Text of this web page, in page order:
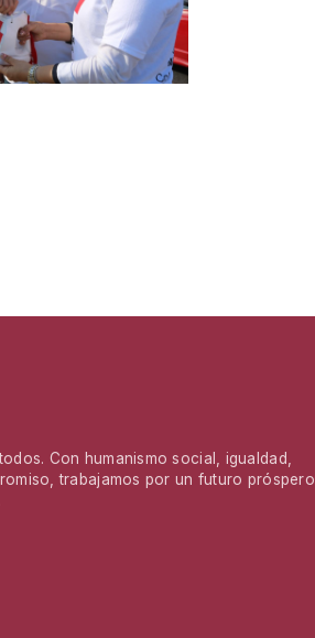
Con humanismo social, igualdad,
trabajamos por un futuro próspero